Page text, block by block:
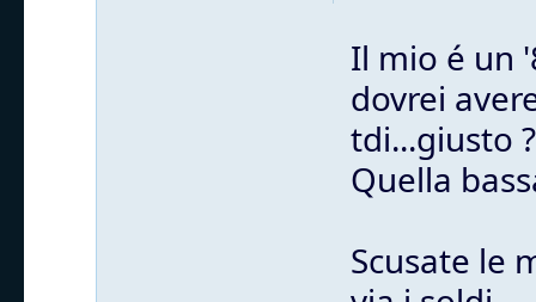
Il mio é un
dovrei
tdi...giusto ?
Quella
Scusate le